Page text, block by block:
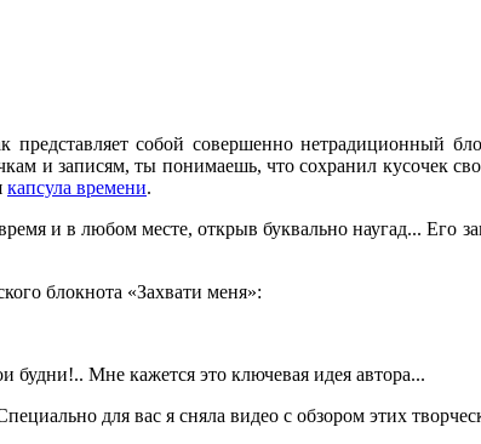
представляет собой совершенно нетрадиционный
и записям, ты понимаешь, что сохранил кусочек
капсула времени.
и в любом месте, открыв буквально наугад... Его
блокнота «Захвати меня»:
будни!.. Мне кажется это ключевая идея автора...
для вас я сняла видео с обзором этих